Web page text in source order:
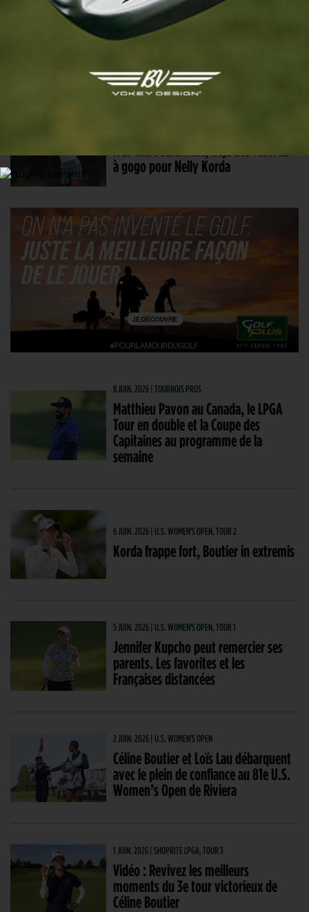
13 JUIN. 2026 | DOW CHAMPIONSHIP, TOUR 2
Un duo surprise en tête dans le
Michigan, Korda en embuscade,
à gogo pour Nelly Korda
8 JUIN. 2026 | TOURNOIS PROS
Matthieu Pavon au Canada, le LPGA
Tour en double et la Coupe des
Capitaines au programme de la
semaine
6 JUIN. 2026 | U.S. WOMEN'S OPEN, TOUR 2
Korda frappe fort, Boutier in extremis
5 JUIN. 2026 | U.S. WOMEN'S OPEN, TOUR 1
Jennifer Kupcho peut remercier ses
parents. Les favorites et les
Françaises distancées
2 JUIN. 2026 | U.S. WOMEN'S OPEN
Céline Boutier et Loïs Lau débarquent
avec le plein de confiance au 81e U.S.
Women’s Open de Riviera
1 JUIN. 2026 | SHOPRITE LPGA, TOUR 3
Vidéo : Revivez les meilleurs
moments du 3e tour victorieux de
Céline Boutier